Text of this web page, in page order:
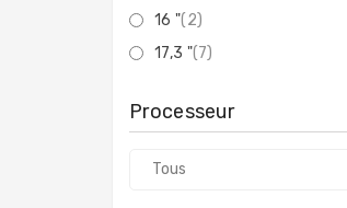
16 "(2)
17,3 "(7)
Processeur